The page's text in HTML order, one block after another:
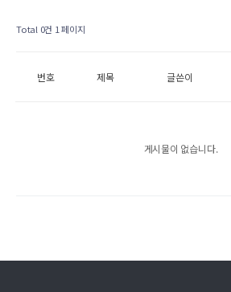
Total 0건 1 페이지
번호 제목 글쓴이
게시물이 없습니다.